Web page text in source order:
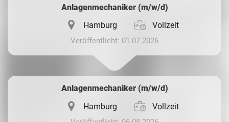
Anlagenmechaniker (m/w/d)
Hamburg
Vollzeit
Veröffentlicht: 01.07.2026
Anlagenmechaniker (m/w/d)
Hamburg
Vollzeit